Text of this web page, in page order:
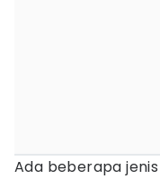
Ada beberapa